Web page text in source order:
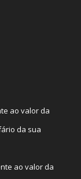
ao valor da
da sua
ao valor da